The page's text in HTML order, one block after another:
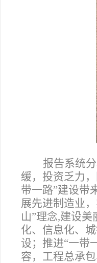
报告系统
缓，投资乏力
带一路”建设带
展先进制造业
山”理念,建设
化、信息化、
设；推进“一带
容，工程总承